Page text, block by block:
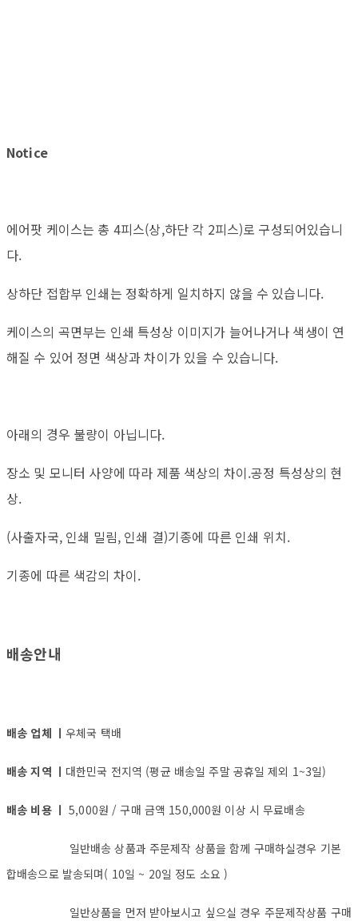
Notice
에어팟 케이스는 총 4피스(상,하단 각 2피스)로 구성되어있습니
다.
상하단 접합부 인쇄는 정확하게 일치하지 않을 수 있습니다.
케이스의 곡면부는 인쇄 특성상 이미지가 늘어나거나 색생이 연
해질 수 있어 정면 색상과 차이가 있을 수 있습니다.
아래의 경우 불량이 아닙니다.
장소 및 모니터 사양에 따라 제품 색상의 차이.공정 특성상의 현
상.
(사출자국, 인쇄 밀림, 인쇄 결)기종에 따른 인쇄 위치.
기종에 따른 색감의 차이.
배송안내
배송 업체 ㅣ 우체국 택배
배송 지역 ㅣ 대한민국 전지역 (평균 배송일 주말 공휴일 제외 1~3일)
배송 비용 ㅣ5,000원 / 구매 금액 150,000원 이상 시 무료배송
일반배송 상품과 주문제작 상품을 함께 구매하실경우 기본
합배송으로 발송되며( 10일 ~ 20일 정도 소요 )
일반상품을 먼저 받아보시고 싶으실 경우 주문제작상품 구매